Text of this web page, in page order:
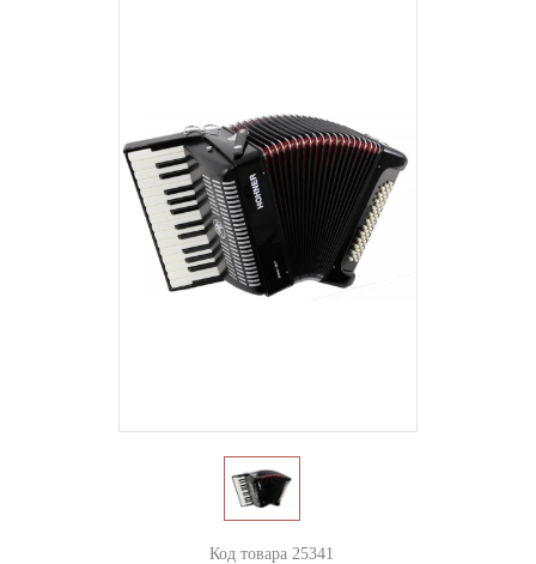
Код товара 25341